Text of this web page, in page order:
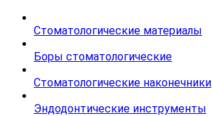
Стоматологические материалы
Боры стоматологические
Стоматологические наконечники
Эндодонтические инструменты